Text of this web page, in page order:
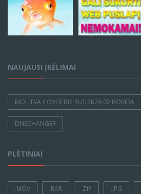
NAUJAUSI ĮKĖLIMAI
MOLITVA COVER BI2 RUS 2K26 02 BOMBA
DNSCHANGER
PLĖTINIAI
.MOV .RAR .ZIP .JPG